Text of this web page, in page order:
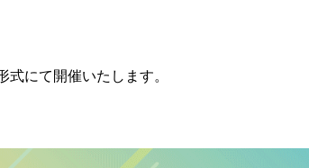
にて開催いたします。